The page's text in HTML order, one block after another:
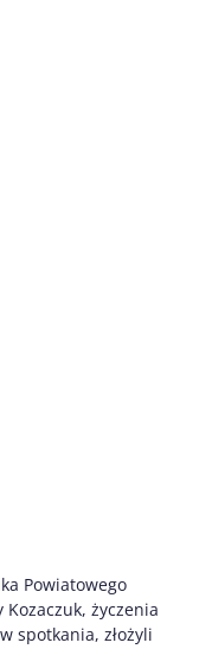
Powiatowego
życzenia
spotkania, złożyli